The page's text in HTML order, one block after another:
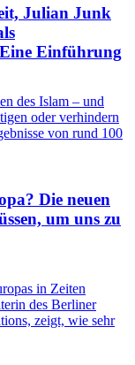
Julian Junk
Einführung
des Islam – und
oder verhindern
von rund 100
Die neuen
um uns zu
in Zeiten
des Berliner
zeigt, wie sehr